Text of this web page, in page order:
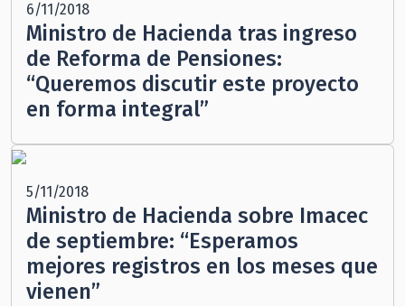
6/11/2018
Ministro de Hacienda tras ingreso
de Reforma de Pensiones:
“Queremos discutir este proyecto
en forma integral”
5/11/2018
Ministro de Hacienda sobre Imacec
de septiembre: “Esperamos
mejores registros en los meses que
vienen”